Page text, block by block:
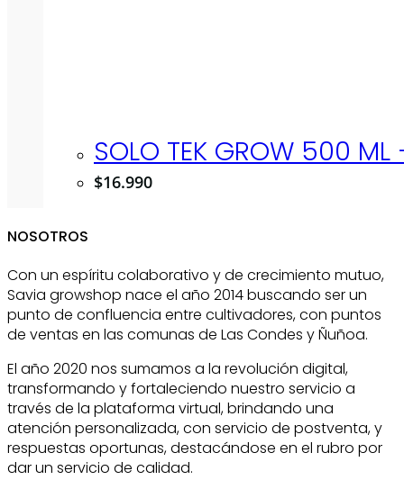
SOLO TEK GROW 500 ML
$16.990
NOSOTROS
Con un espíritu colaborativo y de crecimiento mutuo,
Savia growshop nace el año 2014 buscando ser un
punto de confluencia entre cultivadores, con puntos
de ventas en las comunas de Las Condes y Ñuñoa.
El año 2020 nos sumamos a la revolución digital,
transformando y fortaleciendo nuestro servicio a
través de la plataforma virtual, brindando una
atención personalizada, con servicio de postventa, y
respuestas oportunas, destacándose en el rubro por
dar un servicio de calidad.